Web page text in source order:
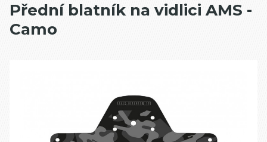
Přední blatník na vidlici AMS -
Camo